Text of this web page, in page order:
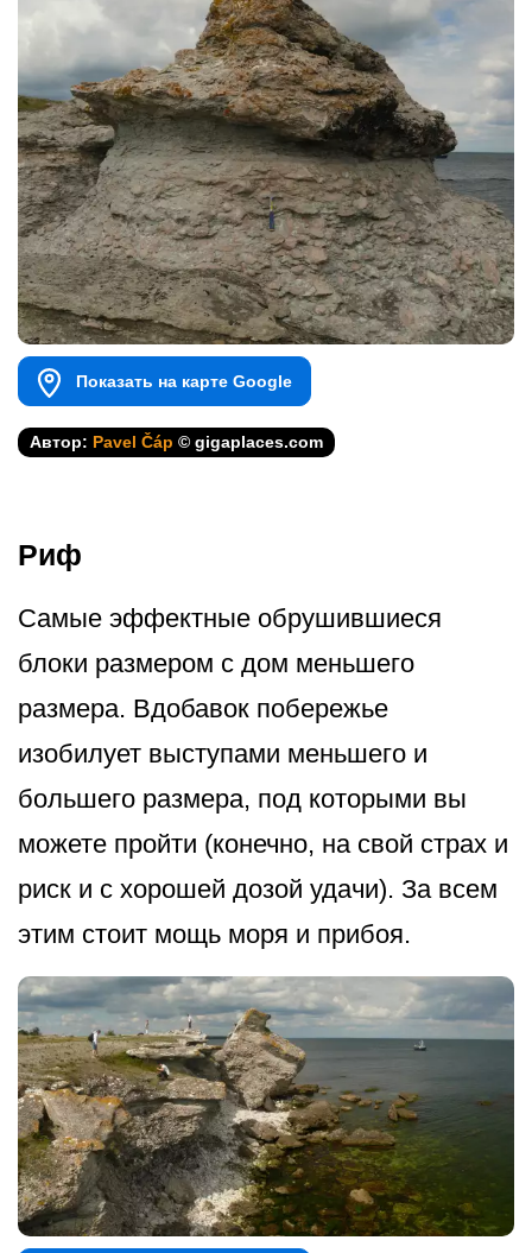
Показать на карте Google
Автор: Pavel Čáp © gigaplaces.com
Риф
Самые эффектные обрушившиеся
блоки размером с дом меньшего
размера. Вдобавок побережье
изобилует выступами меньшего и
большего размера, под которыми вы
можете пройти (конечно, на свой страх и
риск и с хорошей дозой удачи). За всем
этим стоит мощь моря и прибоя.